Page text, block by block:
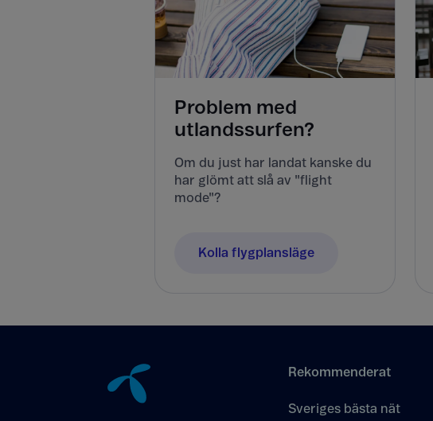
Problem med
utlandssurfen?
Om du just har landat kanske du
har glömt att slå av "flight
mode"?
Kolla flygplansläge
Rekommenderat
Sveriges bästa nät